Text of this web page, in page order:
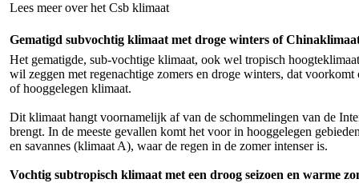
Lees meer over het Csb klimaat
Gematigd subvochtig klimaat met droge winters of
Het gematigde, sub-vochtige klimaat, ook wel tropisch
wil zeggen met regenachtige zomers en droge winters, dat
of hooggelegen klimaat.
Dit klimaat hangt voornamelijk af van de schommelingen van de
brengt. In de meeste gevallen komt het voor in hooggelegen
en savannes (klimaat A), waar de regen in de zomer intenser is.
Vochtig subtropisch klimaat met een droog seizoen en warme